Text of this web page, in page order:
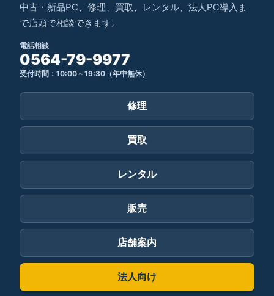
中古・新品PC、修理、買取、レンタル、法人PC導入ま
で店頭で相談できます。
電話相談
0564-79-9977
受付時間：10:00～19:30（年中無休）
修理
買取
レンタル
販売
店舗案内
法人向け